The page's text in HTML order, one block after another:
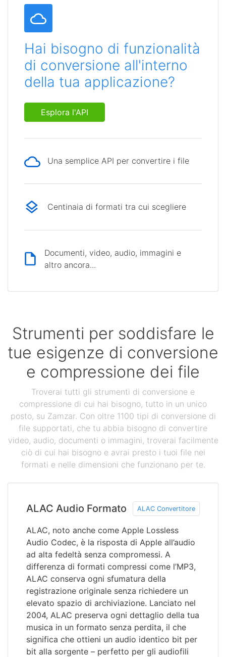
Hai bisogno di funzionalità
di conversione all'interno
della tua applicazione?
Esplora l'API
Una semplice API per convertire i file
Centinaia di formati tra cui scegliere
Documenti, video, audio, immagini e
altro ancora...
Strumenti per soddisfare le
tue esigenze di conversione
e compressione dei file
Troverai tutti gli strumenti di conversione e
compressione di cui hai bisogno, tutto in un unico
posto, su Zamzar. Con oltre 1100 tipi di conversione di
file supportati, che tu abbia bisogno di convertire
video, audio, documenti o immagini, troverai facilmente
ciò di cui hai bisogno e avrai presto i tuoi file nei
formati e nelle dimensioni che funzionano per te.
ALAC Audio Formato ALAC Convertitore
ALAC, noto anche come Apple Lossless
Audio Codec, è la risposta di Apple all’audio
ad alta fedeltà senza compromessi. A
differenza di formati compressi come l’MP3,
ALAC conserva ogni sfumatura della
registrazione originale senza richiedere un
elevato spazio di archiviazione. Lanciato nel
2004, ALAC preserva ogni dettaglio della tua
musica in un formato senza perdita, il che
significa che ottieni un audio identico bit per
bit alla sorgente – perfetto per gli audiofili